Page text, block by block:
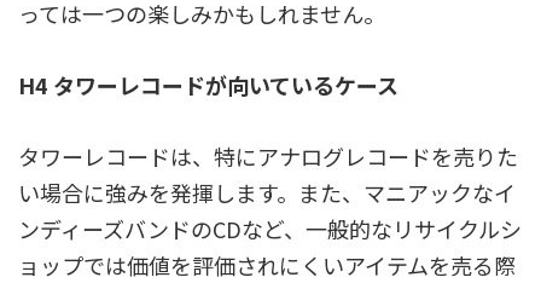
っては一つの楽しみかもしれません。
H4 タワーレコードが向いているケース
タワーレコードは、特にアナログレコードを売りた
い場合に強みを発揮します。また、マニアックなイ
ンディーズバンドのCDなど、一般的なリサイクルシ
ョップでは価値を評価されにくいアイテムを売る際